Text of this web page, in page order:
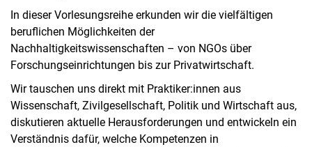
In dieser Vorlesungsreihe erkunden wir die vielfältigen
beruflichen Möglichkeiten der
Nachhaltigkeitswissenschaften – von NGOs über
Forschungseinrichtungen bis zur Privatwirtschaft.
Wir tauschen uns direkt mit Praktiker:innen aus
Wissenschaft, Zivilgesellschaft, Politik und Wirtschaft aus,
diskutieren aktuelle Herausforderungen und entwickeln ein
Verständnis dafür, welche Kompetenzen in